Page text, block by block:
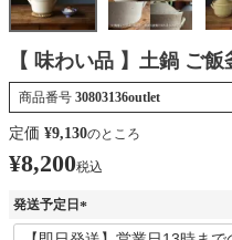
【 味わい品 】土鍋 ご
商品番号 30803136outlet
定価 ¥9,130のところ
¥8,200税込
発送予定日
(